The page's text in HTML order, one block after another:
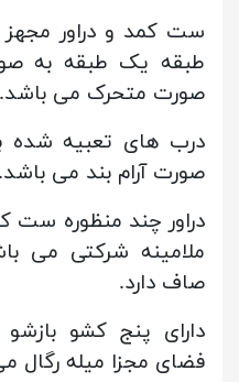
ست کمد و دراور
طبقه یک طبقه به
صورت متحرک می باشد.
درب های تعبیه شده
صورت آرام بند می باشد.
دراور چند منظوره ست
ملامینه شرکتی
صاف دارد.
دارای پنج کشو
فضای مجزا میله رگال